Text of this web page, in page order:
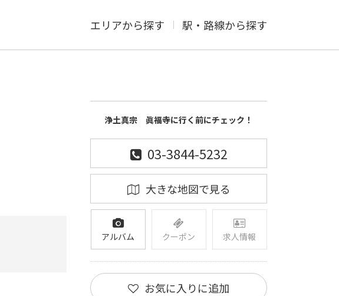
エリアから探す 駅・路線から探す
浄土真宗 眞福寺に行く前にチェック！
03-3844-5232
大きな地図で見る
アルバム クーポン 求人情報
お気に入りに追加